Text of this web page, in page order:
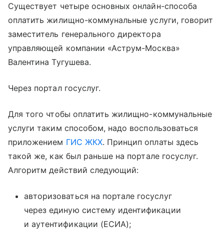
Существует четыре основных онлайн-способа
оплатить жилищно-коммунальные услуги, говорит
заместитель генерального директора
управляющей компании «Аструм-Москва»
Валентина Тугушева.
Через портал госуслуг.
Для того чтобы оплатить жилищно-коммунальные
услуги таким способом, надо воспользоваться
приложением ГИС ЖКХ. Принцип оплаты здесь
такой же, как был раньше на портале госуслуг.
Алгоритм действий следующий:
авторизоваться на портале госуслуг
через единую систему идентификации
и аутентификации (ЕСИА);